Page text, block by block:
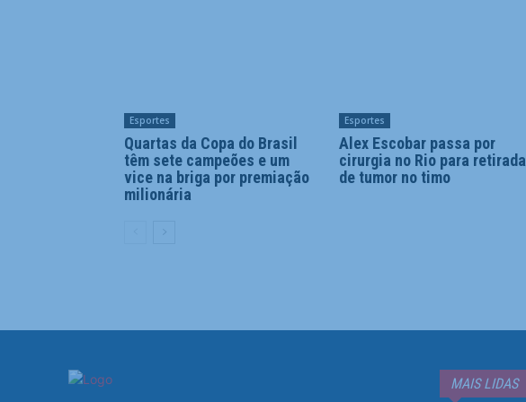
Esportes
Quartas da Copa do Brasil
têm sete campeões e um
vice na briga por premiação
milionária
Esportes
Alex Escobar passa por
cirurgia no Rio para retirada
de tumor no timo
MAIS LIDAS